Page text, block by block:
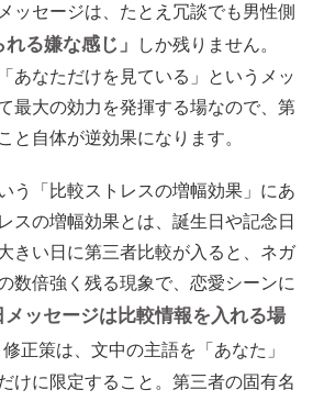
ッセージは、たとえ冗談でも男性側
れる嫌な感じ」
しか残りません。
あなただけを見ている」というメッ
最大の効力を発揮する場なので、第
と自体が逆効果になります。
う「比較ストレスの増幅効果」にあ
スの増幅効果とは、誕生日や記念日
きい日に第三者比較が入ると、ネガ
数倍強く残る現象で、恋愛シーンに
メッセージは比較情報を入れる場
正策は、文中の主語を「あなた」
けに限定すること。第三者の固有名